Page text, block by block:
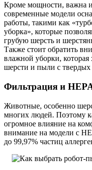
Кроме мощности, важна
современные модели
работы, такими как
уборка», которые
грубую шерсть и
Также стоит обратить
влажной уборки,
шерсти и пыли с
Фильтрация и
Животные, особенно
многих людей. Поэтому
огромное влияние на
внимание на модели с
до 99,97% частиц